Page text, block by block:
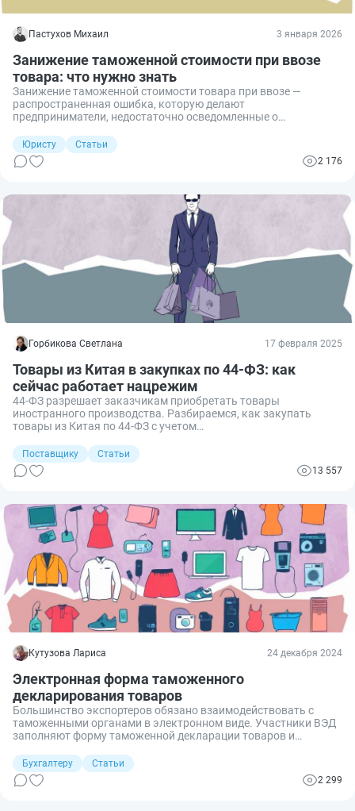
Пастухов Михаил 3 января 2026
Занижение таможенной стоимости при ввозе
товара: что нужно знать
Занижение таможенной стоимости товара при ввозе —
распространенная ошибка, которую делают
предприниматели, недостаточно осведомленные о
соображений, другие — из-за незнания правил определения
стоимости товара. Но результат всегда одинаков:
таможенные органы выявляют нарушение, осуществляют
Понимание того, что именно считается занижением, какими
способами ФТС его выявляет и какие санкции предусмотрены
законодательством, критически важно для любого
импортера. Рассказываю подробно о механизме выявления
нарушений и способах защиты своих прав перед
таможенными органами.
Юристу
Статьи
2 176
Горбикова Светлана 17 февраля 2025
Товары из Китая в закупках по 44-ФЗ: как
сейчас работает нацрежим
44-ФЗ разрешает заказчикам приобретать товары
иностранного производства. Разбираемся, как закупать
товары из Китая по 44-ФЗ с учетом
для них преференции.
Поставщику
Статьи
13 557
Кутузова Лариса 24 декабря 2024
Электронная форма таможенного
декларирования товаров
Большинство экспортеров обязано взаимодействовать с
таможенными органами в электронном виде. Участники ВЭД
заполняют форму таможенной декларации товаров и
Бухгалтеру
Статьи
2 299